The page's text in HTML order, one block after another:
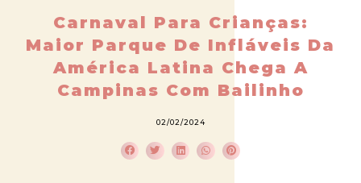
Carnaval Para Crianças:
Maior Parque De Infláveis Da
América Latina Chega A
Campinas Com Bailinho
02/02/2024